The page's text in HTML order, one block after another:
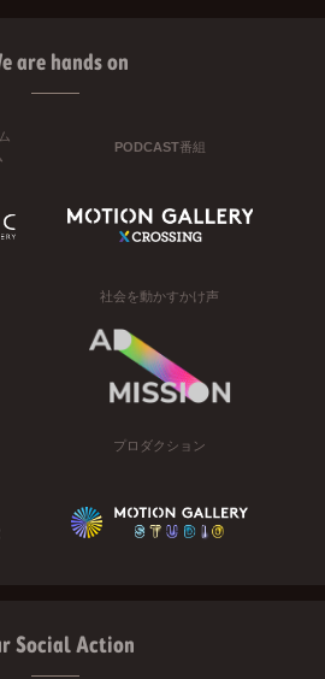
are hands on
PODCAST番組
社会を動かすかけ声
プロダクション
Social Action